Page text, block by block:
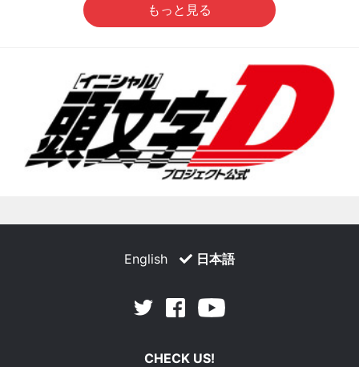
もっと見る
English 日本語
Twitter Facebook
CHECK US!